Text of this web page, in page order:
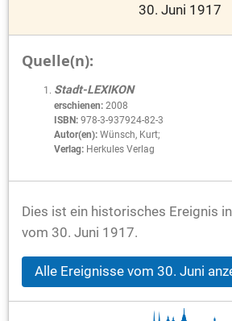
30. Juni 1917
Quelle(n):
Stadt-LEXIKON
erschienen: 2008
ISBN: 978-3-937924-82-3
Autor(en): Wünsch, Kurt;
Verlag: Herkules Verlag
Dies ist ein historisches Ereignis
vom 30. Juni 1917.
Alle Ereignisse vom 30. Juni